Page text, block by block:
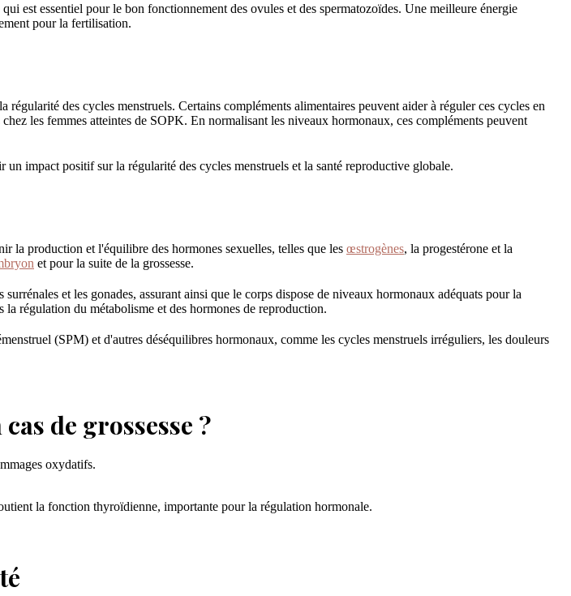
est essentiel pour le bon fonctionnement des ovules et des spermatozoïdes. Une meilleure énergie
pour la fertilisation.
des cycles menstruels. Certains compléments alimentaires peuvent aider à réguler ces cycles en
les femmes atteintes de SOPK. En normalisant les niveaux hormonaux, ces compléments peuvent
impact positif sur la régularité des cycles menstruels et la santé reproductive globale.
la production et l'équilibre des hormones sexuelles, telles que les œstrogènes, la progestérone et la
et pour la suite de la grossesse.
et les gonades, assurant ainsi que le corps dispose de niveaux hormonaux adéquats pour la
régulation du métabolisme et des hormones de reproduction.
(SPM) et d'autres déséquilibres hormonaux, comme les cycles menstruels irréguliers, les douleurs
de grossesse ?
oxydatifs.
la fonction thyroïdienne, importante pour la régulation hormonale.